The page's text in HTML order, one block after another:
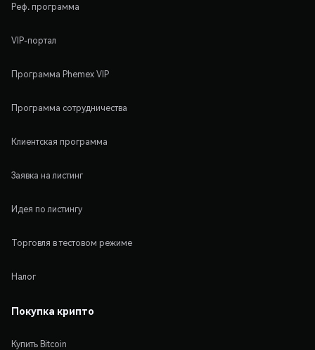
Реф. программа
VIP-портал
Программа Phemex VIP
Программа сотрудничества
Клиентская программа
Заявка на листинг
Идея по листингу
Торговля в тестовом режиме
Налог
Покупка крипто
Купить Bitcoin